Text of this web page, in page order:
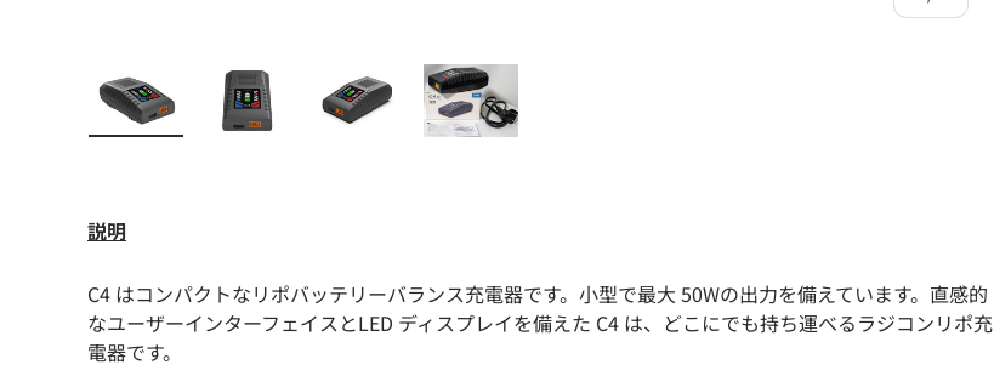
説明
C4 はコンパクトなリポバッテリーバランス充電器です。小型で最大 50Wの出力を備えています。直感的
なユーザーインターフェイスとLED ディスプレイを備えた C4 は、どこにでも持ち運べるラジコンリポ充
電器です。